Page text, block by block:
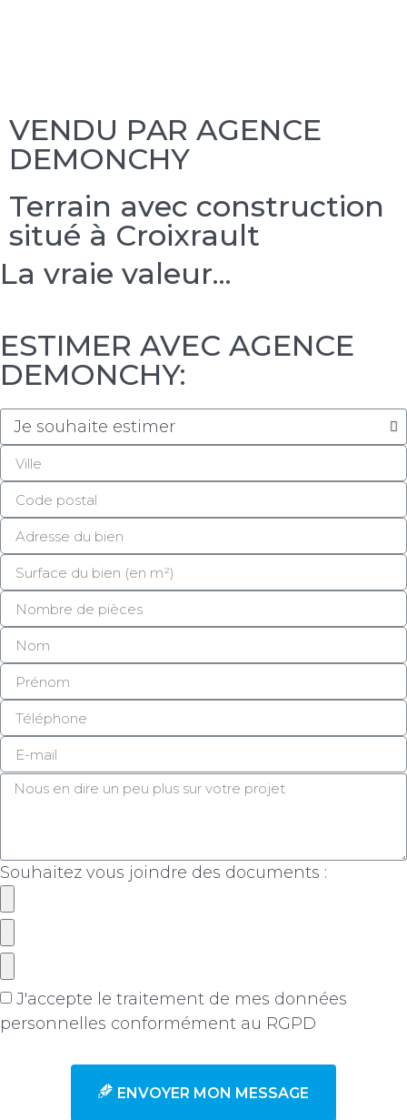
VENDU PAR AGENCE
DEMONCHY
Terrain avec construction
situé à Croixrault
La vraie valeur...
ESTIMER AVEC AGENCE
DEMONCHY:
Souhaitez vous joindre des documents :
J'accepte le traitement de mes données
personnelles conformément au RGPD
ENVOYER MON MESSAGE